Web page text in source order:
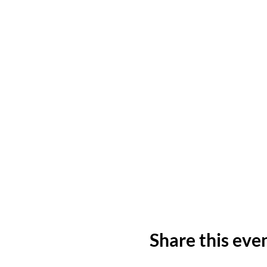
Share this